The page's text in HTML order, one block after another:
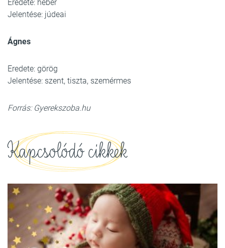
Eredete: héber
Jelentése: júdeai
Ágnes
Eredete: görög
Jelentése: szent, tiszta, szemérmes
Forrás: Gyerekszoba.hu
Kapcsolódó cikkek